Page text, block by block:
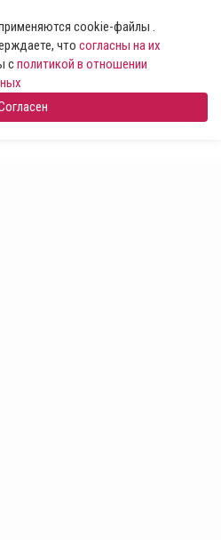
cookie-файлы .
что согласны на их
сполитикой в отношении